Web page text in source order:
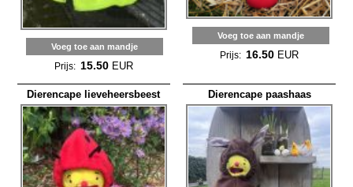
Voeg toe aan mandje
Prijs: 15.50 EUR
Voeg toe aan mandje
Prijs: 16.50 EUR
Dierencape lieveheersbeest Dierencape paashaas